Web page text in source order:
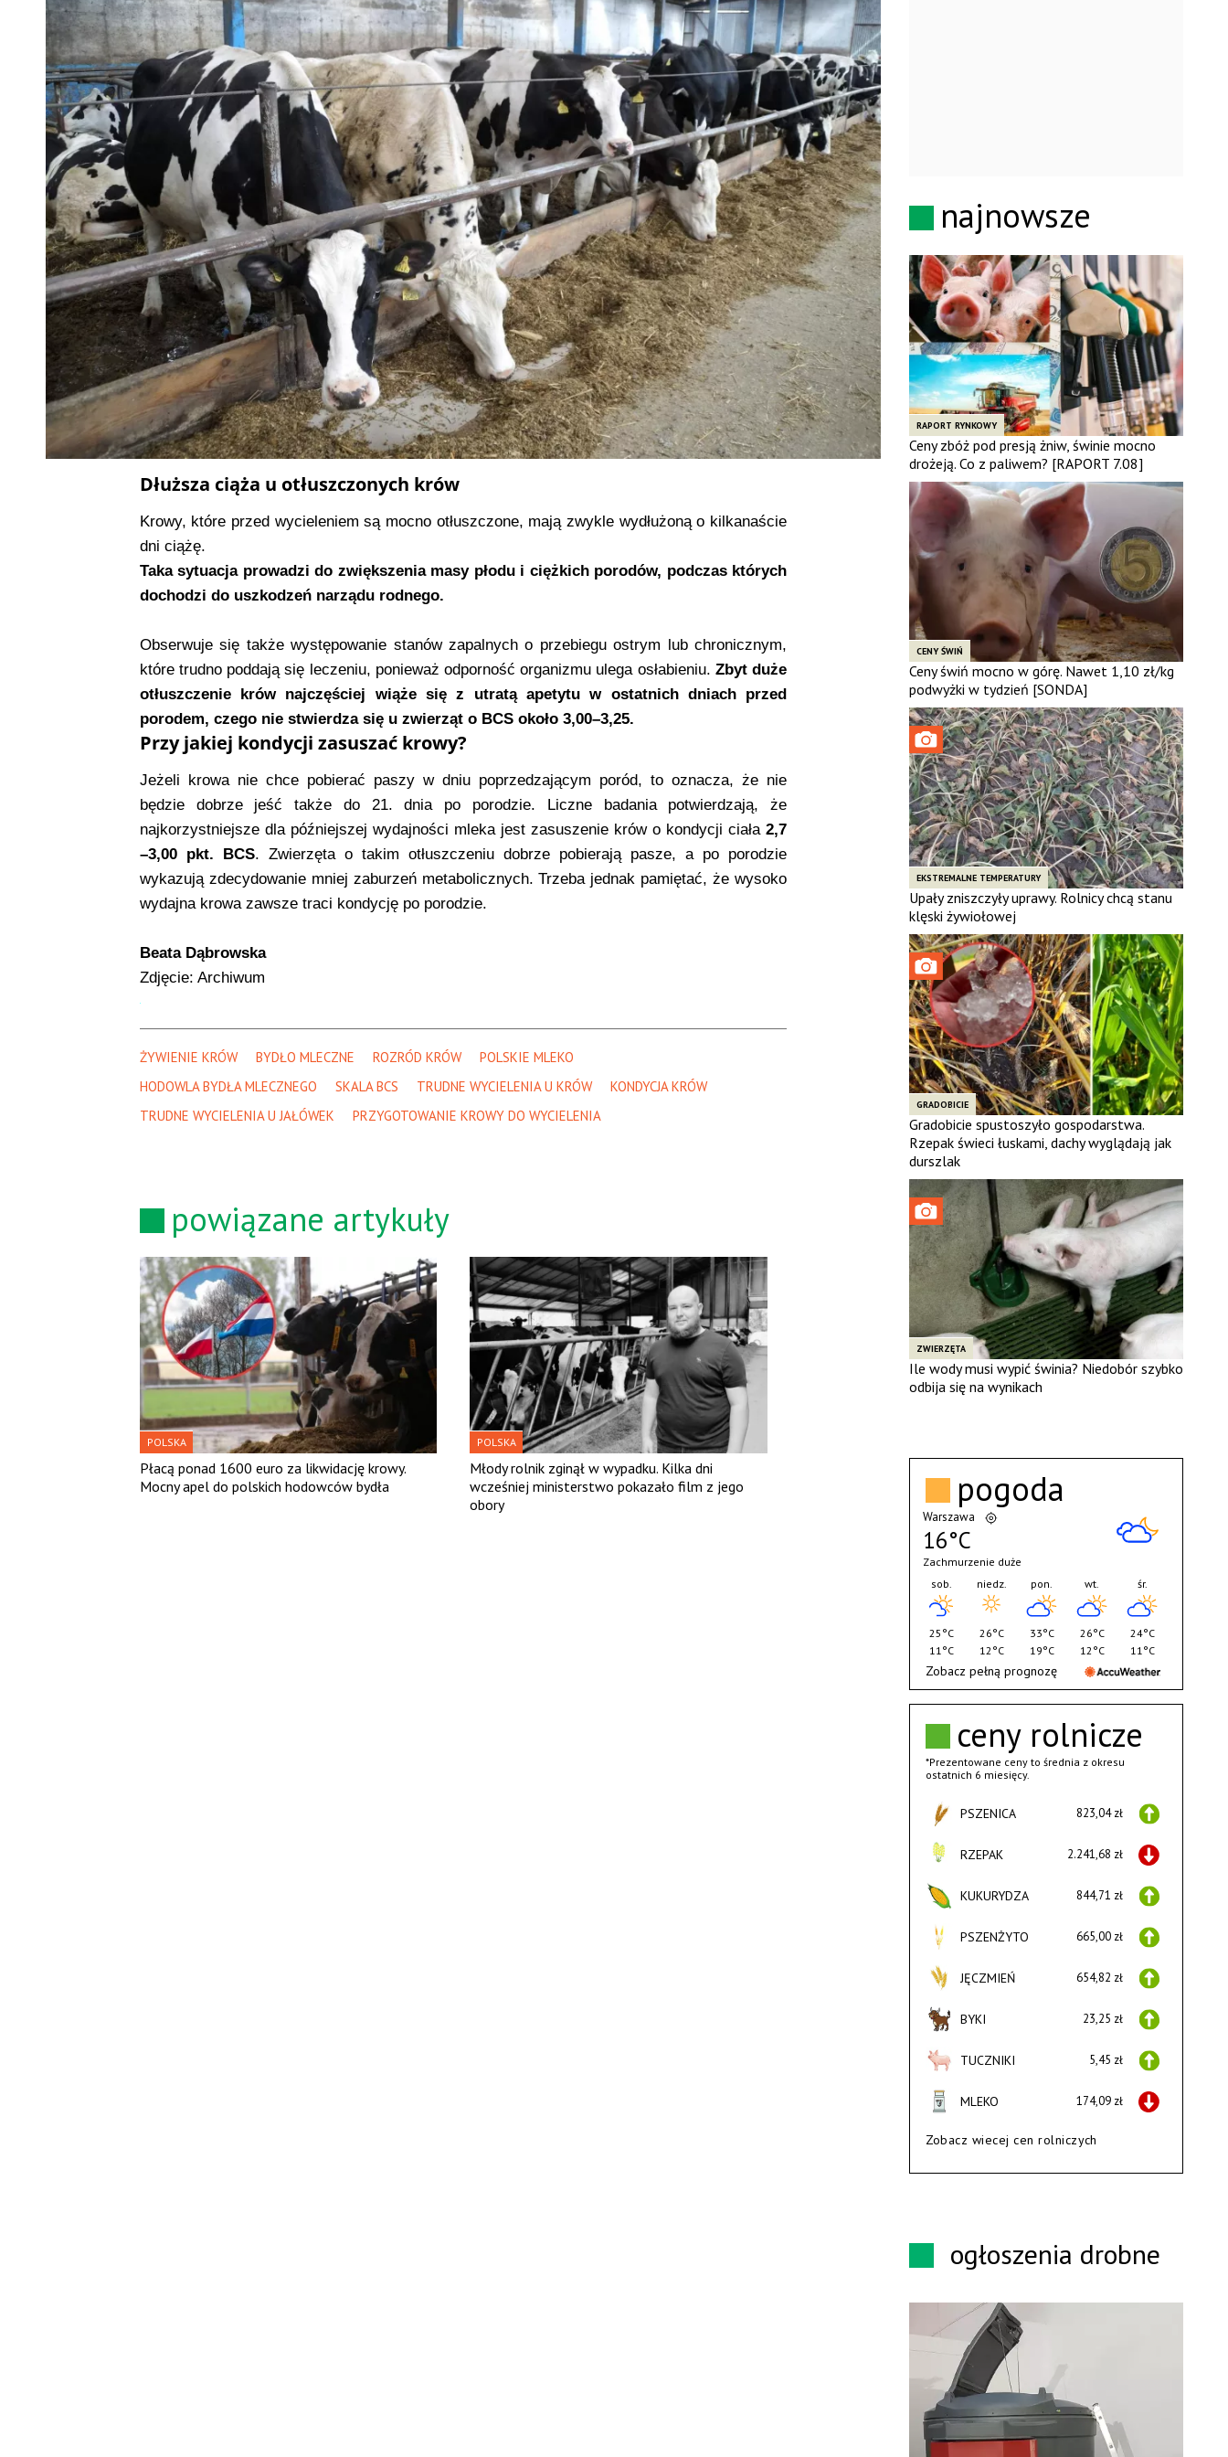
Dłuższa ciąża u otłuszczonych krów
Krowy, które przed wycieleniem są mocno otłuszczone, mają zwykle wydłużoną o kilkanaście
dni ciążę.
Taka sytuacja prowadzi do zwiększenia masy płodu i ciężkich porodów, podczas których
dochodzi do uszkodzeń narządu rodnego.
Obserwuje się także występowanie stanów zapalnych o przebiegu ostrym lub chronicznym,
które trudno poddają się leczeniu, ponieważ odporność organizmu ulega osłabieniu. Zbyt duże
otłuszczenie krów najczęściej wiąże się z utratą apetytu w ostatnich dniach przed
porodem, czego nie stwierdza się u zwierząt o BCS około 3,00–3,25.
Przy jakiej kondycji zasuszać krowy?
Jeżeli krowa nie chce pobierać paszy w dniu poprzedzającym poród, to oznacza, że nie
będzie dobrze jeść także do 21. dnia po porodzie. Liczne badania potwierdzają, że
najkorzystniejsze dla późniejszej wydajności mleka jest zasuszenie krów o kondycji ciała2,7
–3,00 pkt. BCS. Zwierzęta o takim otłuszczeniu dobrze pobierają pasze, a po porodzie
wykazują zdecydowanie mniej zaburzeń metabolicznych. Trzeba jednak pamiętać, że wysoko
wydajna krowa zawsze traci kondycję po porodzie.
Beata Dąbrowska
Zdjęcie: Archiwum
ŻYWIENIE KRÓW BYDŁO MLECZNE ROZRÓD KRÓW
POLSKIE MLEKO
HODOWLA BYDŁA MLECZNEGO
SKALA BCS TRUDNE WYCIELENIA U KRÓW
KONDYCJA KRÓW
TRUDNE WYCIELENIA U JAŁÓWEK
PRZYGOTOWANIE KROWY DO WYCIELENIA
powiązane artykuły
POLSKA
Płacą ponad 1600 euro za likwidację krowy.
Mocny apel do polskich hodowców bydła
POLSKA
Młody rolnik zginął w wypadku. Kilka dni
wcześniej ministerstwo pokazało film z jego
obory
najnowsze
RAPORT RYNKOWY
Ceny zbóż pod presją żniw, świnie mocno
drożeją. Co z paliwem? [RAPORT 7.08]
CENY ŚWIŃ
Ceny świń mocno w górę. Nawet 1,10 zł/kg
podwyżki w tydzień [SONDA]
EKSTREMALNE TEMPERATURY
Upały zniszczyły uprawy. Rolnicy chcą stanu
klęski żywiołowej
GRADOBICIE
Gradobicie spustoszyło gospodarstwa.
Rzepak świeci łuskami, dachy wyglądają jak
durszlak
ZWIERZĘTA
Ile wody musi wypić świnia? Niedobór szybko
odbija się na wynikach
ceny rolnicze
*Prezentowane ceny to średnia z okresu
ostatnich 6 miesięcy.
PSZENICA 823,04 zł
RZEPAK 2.241,68 zł
KUKURYDZA 844,71 zł
PSZENŻYTO 665,00 zł
JĘCZMIEŃ 654,82 zł
BYKI 23,25 zł
TUCZNIKI 5,45 zł
MLEKO 174,09 zł
Zobacz wiecej cen rolniczych
pogoda
Warszawa
16°C
Zachmurzenie duże
sob.
25°C
11°C
niedz.
26°C
12°C
pon.
33°C
19°C
wt.
26°C
12°C
śr.
24°C
11°C
Zobacz pełną prognozę
ogłoszenia drobne